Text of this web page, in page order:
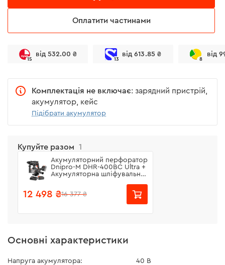
Оплатити частинами
15
від 532.00 ₴
13
від 613.85 ₴
8
від
Комплектація не включає: зарядний пристрій,
акумулятор, кейс
Підібрати акумулятор
Купуйте разом 1
Акумуляторний перфоратор
Dnipro-M DHR-400BC Ultra +
Акумуляторна шліфувальна
420 + Зарядний пристрій
12 498 ₴16 377 ₴
Основні характеристики
Напруга акумулятора: 40 В